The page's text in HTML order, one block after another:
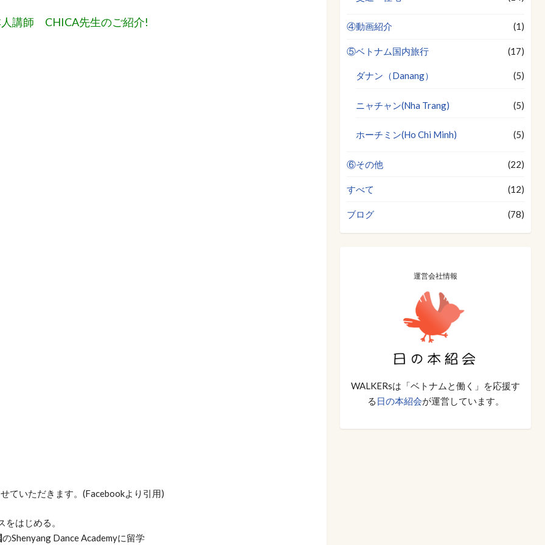
人講師 CHICA先生のご紹介!
ていただきます。(Facebookより引用)
をはじめる。
のShenyang Dance Academyに留学
④動画紹介 (1)
⑤ベトナム国内旅行 (17)
ダナン（Danang） (5)
ニャチャン(Nha Trang) (5)
ホーチミン(Ho Chi Minh) (5)
⑥その他 (22)
すべて (12)
ブログ (78)
運営会社情報
WALKERsは「ベトナムと働く」を応援す
る 日の本紹会が運営しています。